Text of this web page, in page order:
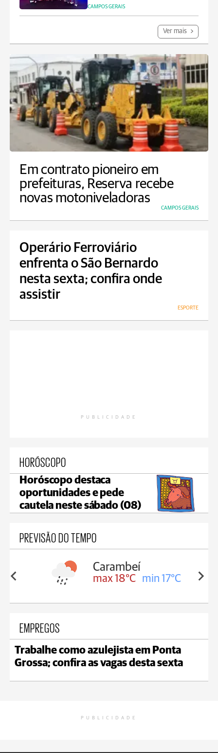
CAMPOS GERAIS
Ver mais
Em contrato pioneiro em
prefeituras, Reserva recebe
novas motoniveladoras
CAMPOS GERAIS
Operário Ferroviário
enfrenta o São Bernardo
nesta sexta; confira onde
assistir
ESPORTE
PUBLICIDADE
HORÓSCOPO
Horóscopo destaca
oportunidades e pede
cautela neste sábado (08)
PREVISÃO DO TEMPO
18°C
Carambeí
max 18°C min 17°C
EMPREGOS
Trabalhe como azulejista em Ponta
Grossa; confira as vagas desta sexta
PUBLICIDADE